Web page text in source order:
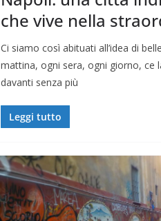
che vive nella
Ci siamo così abituati all’idea di
mattina, ogni sera, ogni giorno, ce
davanti senza più
Leggi tutto
ApocalypseVietnam #7:
Justice on a Saigon Street”